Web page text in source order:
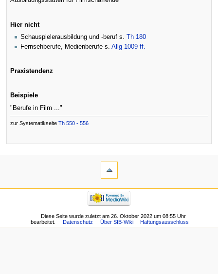
Hier nicht
Schauspielerausbildung und -beruf s.
Th 180
Fernsehberufe, Medienberufe s. Allg 1009 ff.
Praxistendenz
Beispiele
"Berufe in Film ..."
zur SystematikseiteTh 550 - 556
Diese Seite wurde zuletzt am 26. Oktober 2022 um 08:55 Uhr
bearbeitet.
Datenschutz Über SfB-Wiki Haftungsausschluss